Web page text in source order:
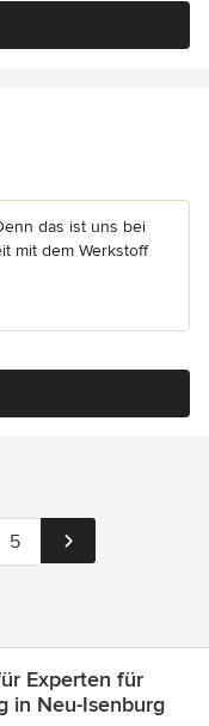
das ist uns bei
mit dem Werkstoff
5
Experten für
in Neu-Isenburg